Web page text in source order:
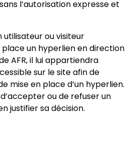
l’autorisation expresse et
utilisateur ou visiteur
un hyperlien en direction
AFR, il lui appartiendra
sur le site afin de
mise en place d’un hyperlien.
ou de refuser un
justifier sa décision.